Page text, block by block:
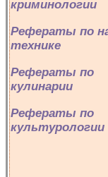
криминологии
Рефераты по
технике
Рефераты по
кулинарии
Рефераты по
культурологии